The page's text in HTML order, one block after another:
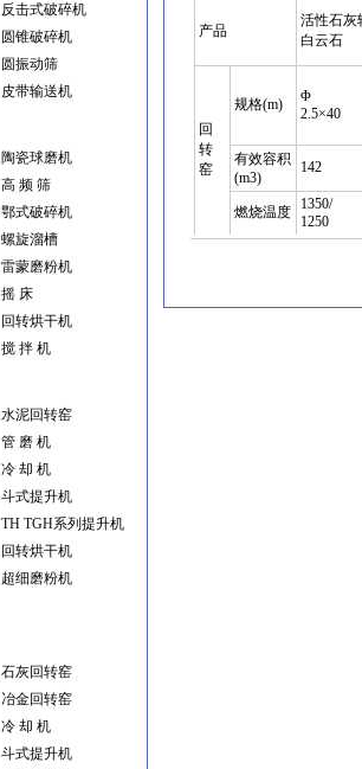
产品
活性石灰
白云石
回
转
窑
规格(m)
Φ
2.5×40
有效容积
(m3)
142
燃烧温度
1350/
1250
反击式破碎机
圆锥破碎机
圆振动筛
皮带输送机
陶瓷球磨机
高 频 筛
鄂式破碎机
螺旋溜槽
雷蒙磨粉机
摇 床
回转烘干机
搅 拌 机
水泥回转窑
管 磨 机
冷 却 机
斗式提升机
TH TGH系列提升机
回转烘干机
超细磨粉机
石灰回转窑
冶金回转窑
冷 却 机
斗式提升机